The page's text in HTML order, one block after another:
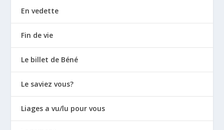
En vedette
Fin de vie
Le billet de Béné
Le saviez vous?
Liages a vu/lu pour vous